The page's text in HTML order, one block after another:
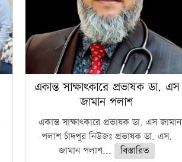
একান্ত সাক্ষাৎকারে প্রভাষক ডা. এস
জামান পলাশ
একান্ত সাক্ষাৎকারে প্রভাষক ডা. এস জামান
পলাশ চাঁদপুর নিউজঃ প্রভাষক ডা. এস.
জামান পলাশ...
বিস্তারিত